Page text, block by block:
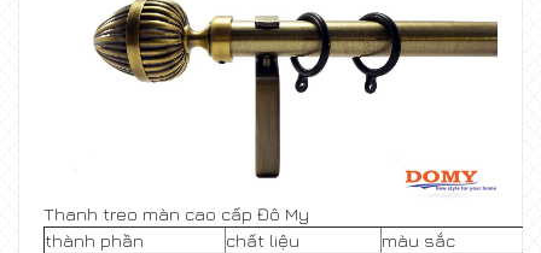
Thanh treo màn cao cấp Đô My
thành phần
chất liệu
màu sắc